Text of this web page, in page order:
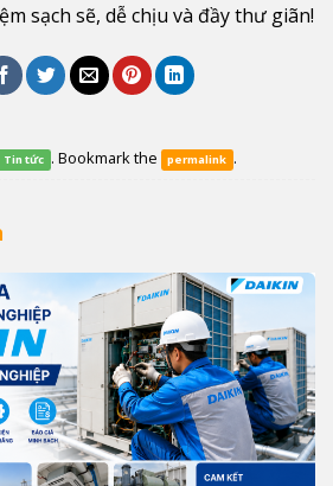
sạch sẽ, dễ chịu và đầy thư giãn!
Tin tức . Bookmark the permalink .